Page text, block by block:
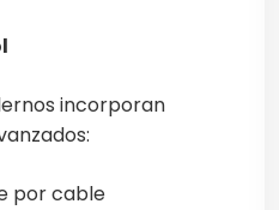
incorporan
por cable